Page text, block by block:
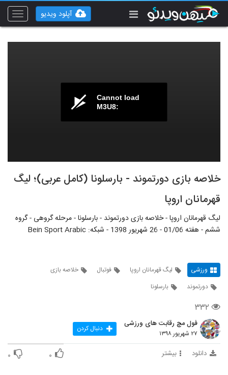
Toggle
آپلود ویدیو
Cannot load
M3U8:
خلاصه بازی دورتموند - بارسلونا (کامل عربی)؛ لیگ
قهرمانان اروپا
لیگ قهرمانان اروپا - خلاصه بازی دورتموند - بارسلونا - مرحله گروهی - گروه
ششم - هفته 01/06 - 26 شهریور 1398 - شبکه: Bein Sport Arabic
ورزشی لیگ قهرمانان اروپا فوتبال
خلاصه بازی
دورتموند
بارسلونا
۳۳۲
فول مچ رقابت های ورزشی
۲۷ شهریور ۱۳۹۸ دنبال کردن
دانلود بیشتر ۰ ۰